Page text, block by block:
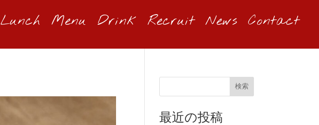
Lunch Menu Drink Recruit News Contact
検索
最近の投稿